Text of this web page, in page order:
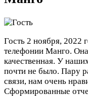
Гость 2 ноября, 2022
телефонии Манго.
качественная. У
почти не было. Пару
связи, нам очень
Сформированные